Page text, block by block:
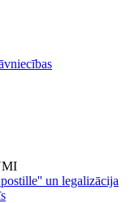
un legalizācija